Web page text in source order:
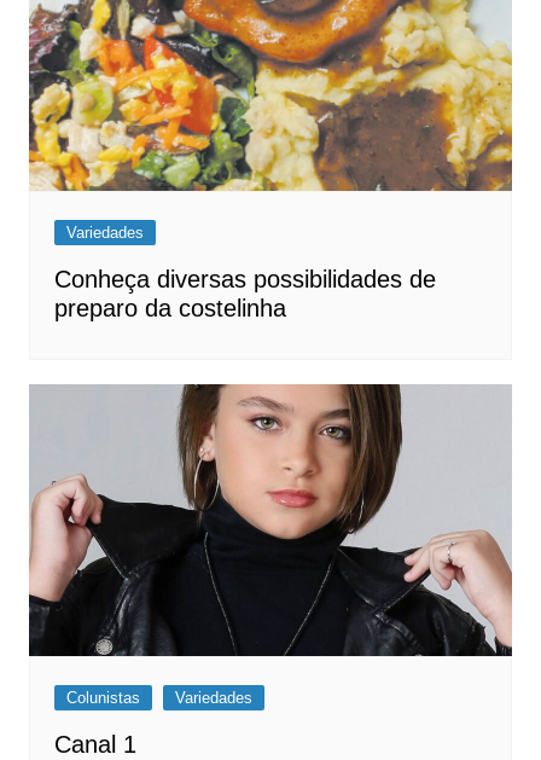
Variedades
Conheça diversas possibilidades de
preparo da costelinha
Colunistas Variedades
Canal 1